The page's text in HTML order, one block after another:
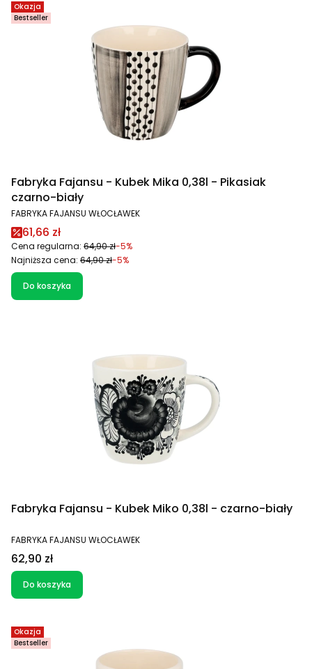
Okazja
Bestseller
Fabryka Fajansu - Kubek Mika 0,38l - Pikasiak
czarno-biały
PRODUCENT
FABRYKA FAJANSU WŁOCŁAWEK
Cena promocyjna
61,66 zł
Cena regularna: 64,90 zł-5%
Najniższa cena: 64,90 zł-5%
Do koszyka
Fabryka Fajansu - Kubek Miko 0,38l - czarno-biały
PRODUCENT
FABRYKA FAJANSU WŁOCŁAWEK
Cena
62,90 zł
Do koszyka
Okazja
Bestseller